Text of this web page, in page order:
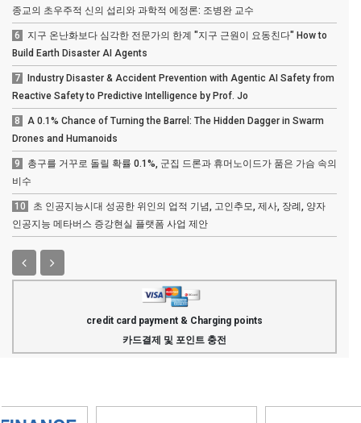
종교의 초우주적 신의 섭리와 과학적 에정론: 조병완 교수
6
지구 온난화보다 심각한 전문가의 한계 "지구 근원이 요동친다" How to
Build Earth Disaster AI Agents
7
Industry Disaster & Accident Prevention with Agentic AI Safety from
Reactive Safety to Predictive Intelligence by Prof. Jo
8
A 0.1% Chance of Turning the Barrel: The Hidden Dagger in Swarm
Drones and Humanoids
9
총구를 거꾸로 돌릴 확률 0.1%, 군집 드론과 휴머노이드가 품은 가슴 속의
비수
10
초 인공지능시대 성공한 위인의 업적 기념, 고인추모, 제사, 장례, 양자
인공지능 메타버스 증강현실 플랫폼 사업 제안
credit card payment & Charging points
카드결제 및 포인트 충전